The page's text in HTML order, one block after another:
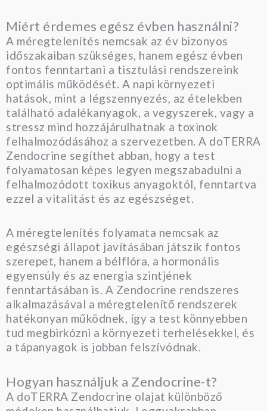
Miért érdemes egész évben használni?
A méregtelenítés nemcsak az év bizonyos
időszakaiban szükséges, hanem egész évben
fontos fenntartani a tisztulási rendszereink
optimális működését. A napi környezeti
hatások, mint a légszennyezés, az ételekben
található adalékanyagok, a vegyszerek, vagy a
stressz mind hozzájárulhatnak a toxinok
felhalmozódásához a szervezetben. A doTERRA
Zendocrine segíthet abban, hogy a test
folyamatosan képes legyen megszabadulni a
felhalmozódott toxikus anyagoktól, fenntartva
ezzel a vitalitást és az egészséget.
A méregtelenítés folyamata nemcsak az
egészségi állapot javításában játszik fontos
szerepet, hanem a bélflóra, a hormonális
egyensúly és az energia szintjének
fenntartásában is. A Zendocrine rendszeres
alkalmazásával a méregtelenítő rendszerek
hatékonyan működnek, így a test könnyebben
tud megbirkózni a környezeti terhelésekkel, és
a tápanyagok is jobban felszívódnak.
Hogyan használjuk a Zendocrine-t?
A doTERRA Zendocrine olajat különböző